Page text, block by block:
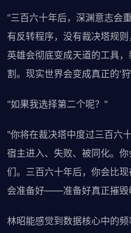
"三百六十年后，深渊意志会
有反转程序，没有裁决塔规
英雄会彻底变成天道的工具
割。现实世界会变成真正的'
"如果我选择第二个呢？"
"你将在裁决塔中度过三百六
宿主进入、失败、被同化。
们。三百六十年后，你会比
会准备好——准备好真正摧毁
林昭能感觉到数据核心中的